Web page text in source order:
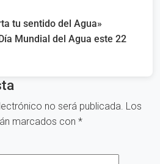
tu sentido del Agua»
Mundial del Agua este 22
no será publicada. Los
marcados con *